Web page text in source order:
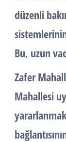
düzenli
Bu, uzun
Zafer
Mahallesi